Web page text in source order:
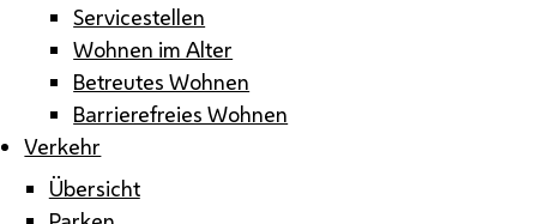
Servicestellen
Wohnen im Alter
Betreutes Wohnen
Barrierefreies Wohnen
Verkehr
Übersicht